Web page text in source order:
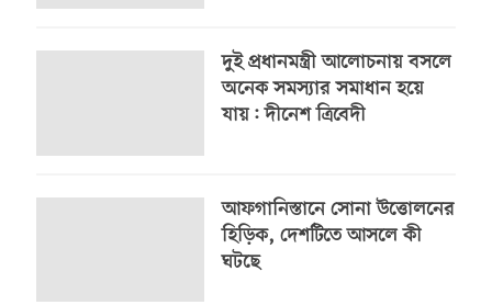
দুই প্রধানমন্ত্রী আলোচনায় বসলে
অনেক সমস্যার সমাধান হয়ে
যায়: দীনেশ ত্রিবেদী
আফগানিস্তানে সোনা উত্তোলনের
হিড়িক, দেশটিতে আসলে কী
ঘটছে